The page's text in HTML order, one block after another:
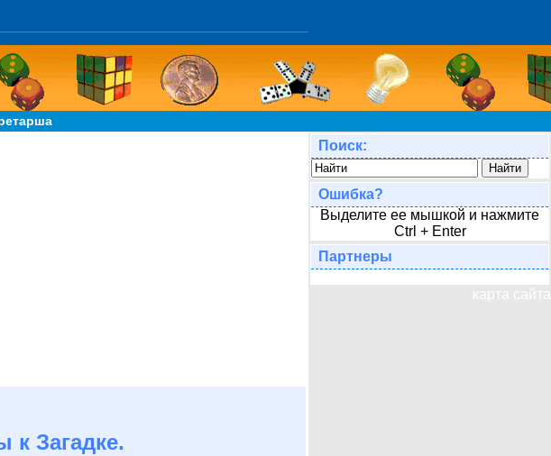
Загадке.
Поиск:
Ошибка?
Выделите ее мышкой и нажмите
Ctrl + Enter
Партнеры